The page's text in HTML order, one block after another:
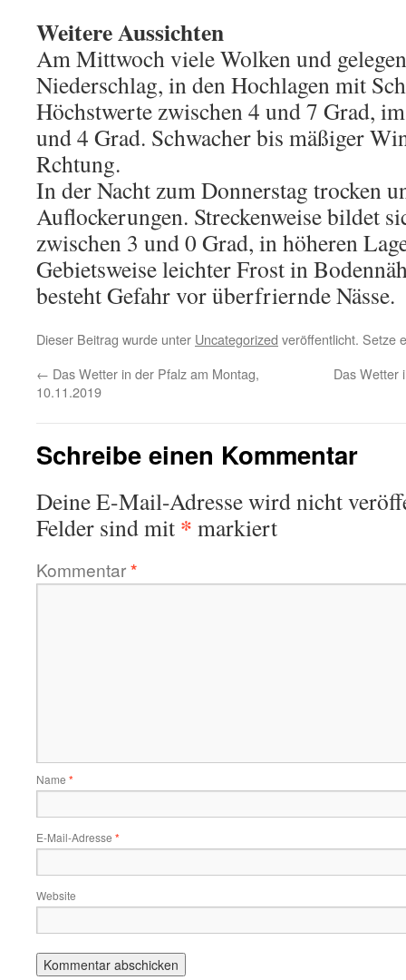
Weitere Aussichten
Am Mittwoch viele Wolken und
Niederschlag, in den Hochlagen mit
Höchstwerte zwischen 4 und 7 Grad,
und 4 Grad. Schwacher bis mäßiger
Rchtung.
In der Nacht zum Donnerstag trocken
Auflockerungen. Streckenweise bildet
zwischen 3 und 0 Grad, in höheren
Gebietsweise leichter Frost in
besteht Gefahr vor überfriernde Nässe.
Dieser Beitrag wurde unter Uncategorized veröffentlicht. Setze
← Das Wetter in der Pfalz am Montag,
10.11.2019
Das Wetter
Schreibe einen Kommentar
Deine E-Mail-Adresse wird nicht
Felder sind mit * markiert
Kommentar*
Name *
E-Mail-Adresse *
Website